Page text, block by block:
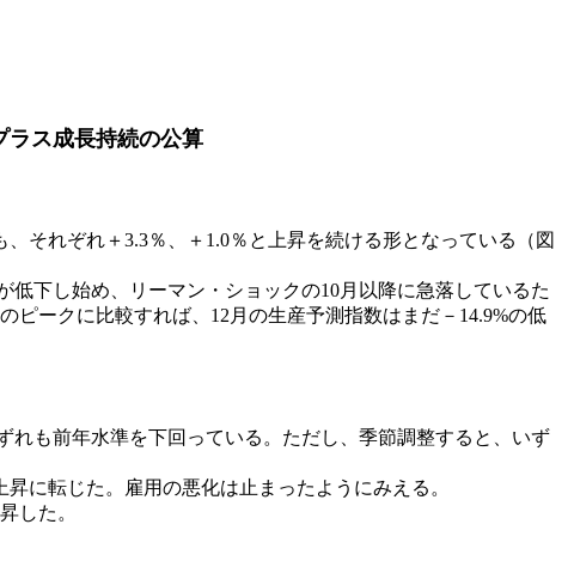
ラス成長持続の公算
それぞれ＋3.3％、＋1.0％と上昇を続ける形となっている（図
下し始め、リーマン・ショックの10月以降に急落しているた
ークに比較すれば、12月の生産予測指数はまだ－14.9%の低
も前年水準を下回っている。ただし、季節調整すると、いず
に転じた。雇用の悪化は止まったようにみえる。
した。